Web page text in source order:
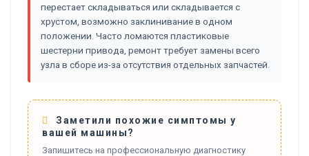
перестает складываться или складывается с
хрустом, возможно заклинивание в одном
положении. Часто ломаются пластиковые
шестерни привода, ремонт требует замены всего
узла в сборе из-за отсутствия отдельных запчастей.
Заметили похожие симптомы у
вашей машины?
Запишитесь на профессиональную диагностику